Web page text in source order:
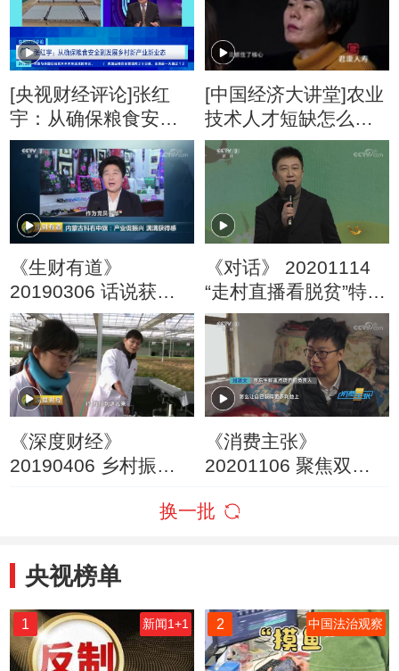
[央视财经评论]张红
宇：从确保粮食安全
到发展乡村新产业新
业态
[中国经济大讲堂]农业
技术人才短缺怎么
办？
《生财有道》
20190306 话说获得
感 内蒙古科右中旗：
产业促振兴 满满获得
感
《对话》 20201114
“走村直播看脱贫”特别
节目
《深度财经》
20190406 乡村振兴
《消费主张》
20201106 聚焦双十
力量
换一批
央视榜单
1 新闻1+1 2 中国法治观察